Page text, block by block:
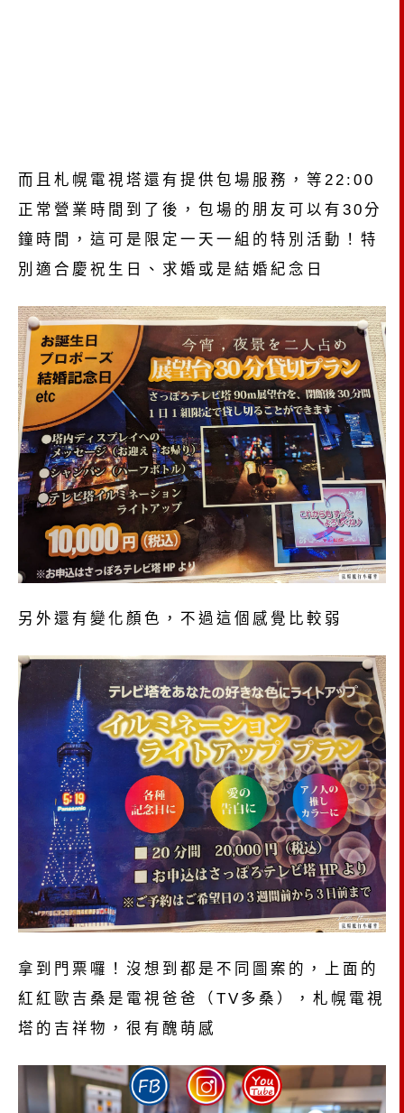
而且札幌電視塔還有提供包場服務，等22:00
正常營業時間到了後，包場的朋友可以有30分
鐘時間，這可是限定一天一組的特別活動！特
別適合慶祝生日、求婚或是結婚紀念日
另外還有變化顏色，不過這個感覺比較弱
拿到門票囉！沒想到都是不同圖案的，上面的
紅紅歐吉桑是電視爸爸（TV多桑），札幌電視
塔的吉祥物，很有醜萌感